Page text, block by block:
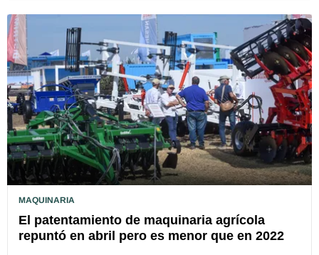
MAQUINARIA
El patentamiento de maquinaria agrícola
repuntó en abril pero es menor que en 2022